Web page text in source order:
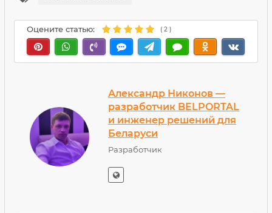
Оцените статью: ( 2 )
Александр Никонов —
разработчик BELPORTAL
и инженер решений для
Беларуси
Разработчик